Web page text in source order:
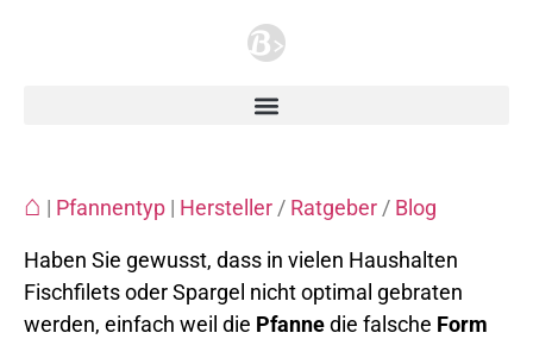
⌂ | Pfannentyp | Hersteller / Ratgeber / Blog
Haben Sie gewusst, dass in vielen Haushalten
Fischfilets oder Spargel nicht optimal gebraten
werden, einfach weil die Pfannedie falsche Form